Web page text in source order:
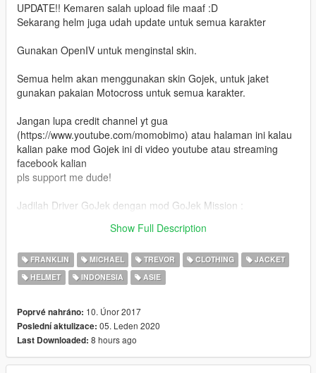
UPDATE!! Kemaren salah upload file maaf :D
Sekarang helm juga udah update untuk semua karakter
Gunakan OpenIV untuk menginstal skin.
Semua helm akan menggunakan skin Gojek, untuk jaket
gunakan pakaian Motocross untuk semua karakter.
Jangan lupa credit channel yt gua
(https://www.youtube.com/momobimo) atau halaman ini kalau
kalian pake mod Gojek ini di video youtube atau streaming
facebook kalian
pls support me dude!
Jadilah Driver GoJek dengan mod GoJek Mission :
Show Full Description
FRANKLIN MICHAEL TREVOR CLOTHING
JACKET
HELMET
INDONESIA ASIE
Poprvé nahráno: 10. Únor 2017
Poslední aktulizace: 05. Leden 2020
Last Downloaded: 8 hours ago